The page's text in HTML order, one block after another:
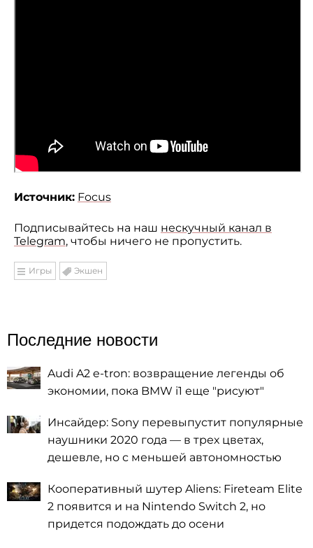
Источник: Focus
Подписывайтесь на наш нескучный канал в
Telegram, чтобы ничего не пропустить.
Игры Экшен
Последние новости
Audi A2 e-tron: возвращение легенды об
экономии, пока BMW i1 еще "рисуют"
Инсайдер: Sony перевыпустит популярные
наушники 2020 года — в трех цветах,
дешевле, но с меньшей автономностью
Кооперативный шутер Aliens: Fireteam Elite
2 появится и на Nintendo Switch 2, но
придется подождать до осени